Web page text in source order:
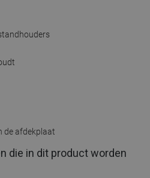
de afdekplaat
die in dit product worden